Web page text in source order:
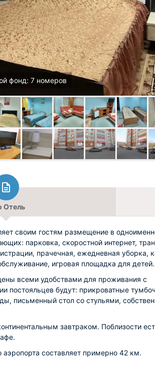
фонд: 7 номеров
Отель
своим гостям размещение в
парковка, скоростной интернет,
прачечная, ежедневная уборка,
игровая площадка для детей.
всеми удобствами для проживания с
постояльцев будут: прикроватные
письменный стол со стульями,
завтраком. Поблизости
составляет примерно 42 км.